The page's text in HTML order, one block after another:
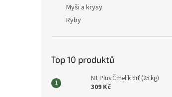
Myši a krysy
Ryby
Top 10 produktů
N1 Plus Čmelík drť (25 kg)
309 Kč